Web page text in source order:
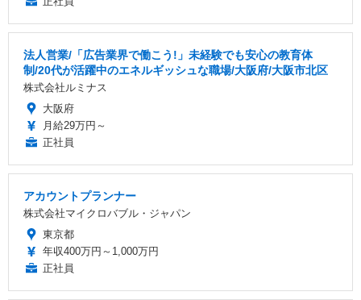
法人営業/「広告業界で働こう!」未経験でも安心の教育体
制/20代が活躍中のエネルギッシュな職場/大阪府/大阪市北区
株式会社ルミナス
大阪府
月給29万円～
正社員
アカウントプランナー
株式会社マイクロバブル・ジャパン
東京都
年収400万円～1,000万円
正社員